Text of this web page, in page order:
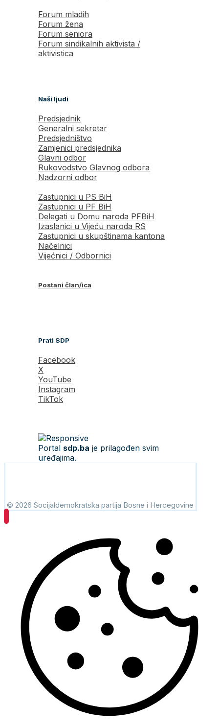
Forum mladih
Forum žena
Forum seniora
Forum sindikalnih aktivista /
aktivistica
Naši ljudi
Predsjednik
Generalni sekretar
Predsjedništvo
Zamjenici predsjednika
Glavni odbor
Rukovodstvo Glavnog odbora
Nadzorni odbor
Zastupnici u PS BiH
Zastupnici u PF BiH
Delegati u Domu naroda PFBiH
Izaslanici u Vijeću naroda RS
Zastupnici u skupštinama kantona
Načelnici
Vijećnici / Odbornici
Postani član/ica
Prati SDP
Facebook
X
YouTube
Instagram
TikTok
Portal sdp.ba je prilagođen svim
uređajima.
© 2026 Socijaldemokratska partija Bosne i Hercegovine